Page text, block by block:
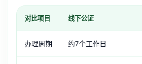
对比项目 线下公证
办理周期 约7个工作日